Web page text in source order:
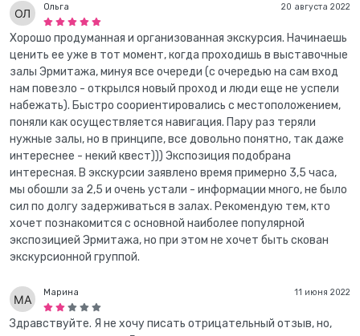
20 августа 2022
Ольга
Хорошо продуманная и организованная экскурсия. Начинаешь
ценить ее уже в тот момент, когда проходишь в выставочные
залы Эрмитажа, минуя все очереди (с очередью на сам вход
нам повезло - открылся новый проход и люди еще не успели
набежать). Быстро соориентировались с местоположением,
поняли как осуществляется навигация. Пару раз теряли
нужные залы, но в принципе, все довольно понятно, так даже
интереснее - некий квест))) Экспозиция подобрана
интересная. В экскурсии заявлено время примерно 3,5 часа,
мы обошли за 2,5 и очень устали - информации много, не было
сил по долгу задерживаться в залах. Рекомендую тем, кто
хочет познакомится с основной наиболее популярной
экспозицией Эрмитажа, но при этом не хочет быть скован
экскурсионной группой.
11 июня 2022
Марина
Здравствуйте. Я не хочу писать отрицательный отзыв, но,